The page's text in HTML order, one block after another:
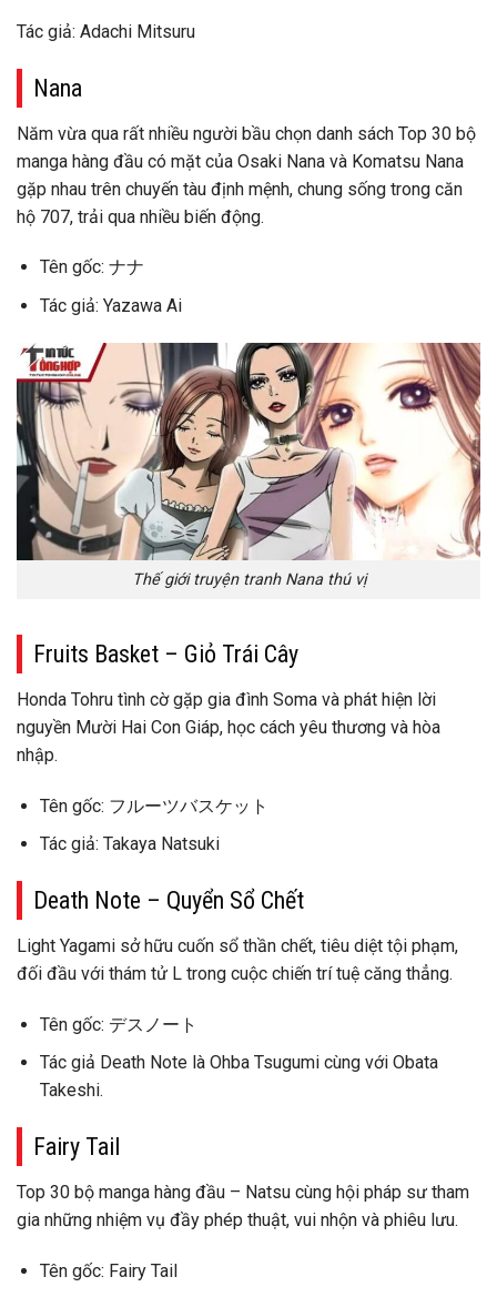
Tác giả: Adachi Mitsuru
Nana
Năm vừa qua rất nhiều người bầu chọn danh sách Top 30 bộ
manga hàng đầu có mặt của Osaki Nana và Komatsu Nana
gặp nhau trên chuyến tàu định mệnh, chung sống trong căn
hộ 707, trải qua nhiều biến động.
Tên gốc: ナナ
Tác giả: Yazawa Ai
Thế giới truyện tranh Nana thú vị
Fruits Basket – Giỏ Trái Cây
Honda Tohru tình cờ gặp gia đình Soma và phát hiện lời
nguyền Mười Hai Con Giáp, học cách yêu thương và hòa
nhập.
Tên gốc: フルーツバスケット
Tác giả: Takaya Natsuki
Death Note – Quyển Sổ Chết
Light Yagami sở hữu cuốn sổ thần chết, tiêu diệt tội phạm,
đối đầu với thám tử L trong cuộc chiến trí tuệ căng thẳng.
Tên gốc: デスノート
Tác giả Death Note là Ohba Tsugumi cùng với Obata
Takeshi.
Fairy Tail
Top 30 bộ manga hàng đầu – Natsu cùng hội pháp sư tham
gia những nhiệm vụ đầy phép thuật, vui nhộn và phiêu lưu.
Tên gốc: Fairy Tail